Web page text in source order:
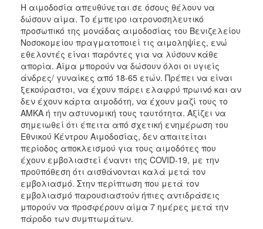
Η αιμοδοσία απευθύνεται σε όσους θέλουν να
δώσουν αίμα. Το έμπειρο ιατρονοσηλευτικό
προσωπικό της μονάδας αιμοδοσίας του Βενιζελείου
Νοσοκομείου πραγματοποιεί τις αιμοληψίες, ενώ
εθελοντές είναι παρόντες για να λύσουν κάθε
απορία. Αίμα μπορούν να δώσουν όλοι οι υγιείς
άνδρες/ γυναίκες από 18-65 ετών. Πρέπει να είναι
ξεκούραστοι, να έχουν πάρει ελαφρύ πρωινό και αν
δεν έχουν κάρτα αιμοδότη, να έχουν μαζί τους το
ΑΜΚΑ ή την αστυνομική τους ταυτότητα. Αξίζει να
σημειωθεί ότι έπειτα από σχετική ενημέρωση του
Εθνικού Κέντρου Αιμοδοσίας, δεν απαιτείται
περίοδος αποκλεισμού για τους αιμοδότες που
έχουν εμβολιαστεί έναντι της COVID-19, με την
προϋπόθεση ότι αισθάνονται καλά μετά τον
εμβολιασμό. Στην περίπτωση που μετά τον
εμβολιασμό παρουσιαστούν ήπιες αντιδράσεις
μπορούν να προσφέρουν αίμα 7 ημέρες μετά την
πάροδο των συμπτωμάτων.